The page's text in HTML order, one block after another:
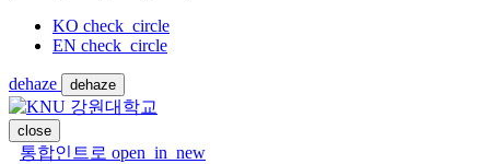
KO check_circle
EN check_circle
dehaze dehaze
close
통합인트로 open_in_new